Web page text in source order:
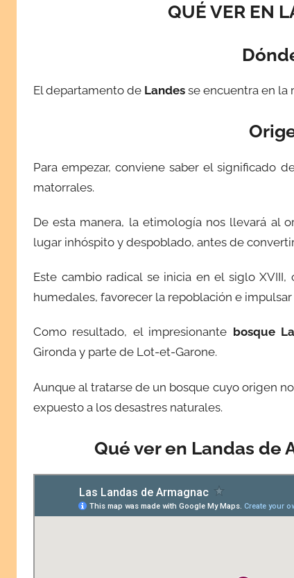
QUÉ VER EN
El departamento de Landes se encuentra en la
Para empezar, conviene saber el significado
matorrales.
De esta manera, la etimología nos llevará al
lugar inhóspito y despoblado, antes de
Este cambio radical se inicia en el siglo
humedales, favorecer la repoblación e
Como resultado, el impresionante bosque
Gironda y parte de Lot-et-Garone.
Aunque al tratarse de un bosque cuyo origen
expuesto a los desastres naturales.
Qué ver en Landas de